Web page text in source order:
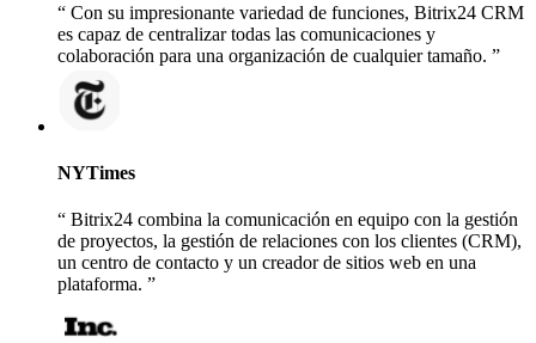
Con su impresionante variedad de funciones, Bitrix24 CRM
es capaz de centralizar todas las comunicaciones y
colaboración para una organización de cualquier tamaño.
NYTimes
Bitrix24 combina la comunicación en equipo con la gestión
de proyectos, la gestión de relaciones con los clientes (CRM),
un centro de contacto y un creador de sitios web en una
plataforma.